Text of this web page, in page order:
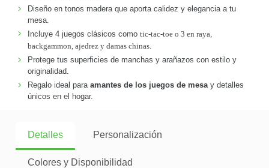
Diseño en tonos madera que aporta calidez y elegancia a tu
mesa.
Incluye 4 juegos clásicos como tic-tac-toe o 3 en raya,
backgammon, ajedrez y damas chinas.
Protege tus superficies de manchas y arañazos con estilo y
originalidad.
Regalo ideal para amantes de los juegos de mesay detalles
únicos en el hogar.
Detalles Personalización
Colores y Disponibilidad